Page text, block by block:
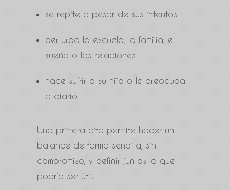
se repite a pesar de sus intentos
perturba la escuela, la familia, el
sueño o las relaciones
hace sufrir a su hijo o le preocupa
a diario
Una primera cita permite hacer un
balance de forma sencilla, sin
compromiso, y definir juntos lo que
podría ser útil.